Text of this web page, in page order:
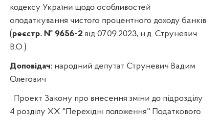
кодексу України щодо особливостей
оподаткування чистого процентного доходу банків
(реєстр. № 9656-2 від 07.09.2023, н.д. Струневич
В.О.)
Доповідач: народний депутат Струневич Вадим
Олегович
Проект Закону про внесення зміни до підрозділу
4 розділу XX "Перехідні положення" Податкового